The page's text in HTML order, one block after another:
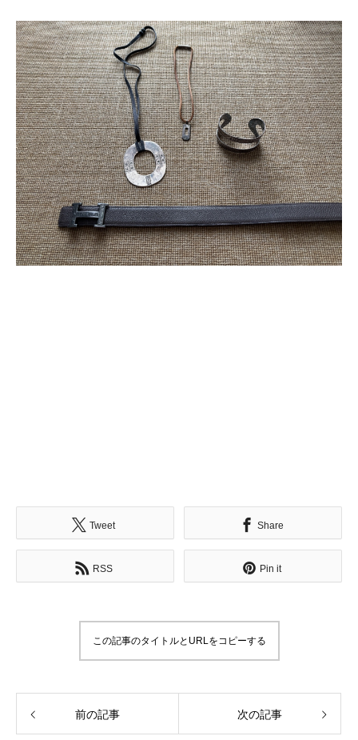
Tweet Share
RSS Pin it
この記事のタイトルとURLをコピーする
前の記事 次の記事